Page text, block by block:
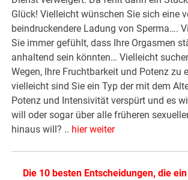
Glück! Vielleicht wünschen Sie sich eine
beindruckendere Ladung von Sperma….
Sie immer gefühlt, dass Ihre Orgasmen
anhaltend sein könnten… Vielleicht
Wegen, Ihre Fruchtbarkeit und Potenz zu
vielleicht sind Sie ein Typ der mit dem
Potenz und Intensivität verspürt und es
will oder sogar über alle früheren
hinaus will? .. hier weiter
Die 10 besten Entscheidungen, die